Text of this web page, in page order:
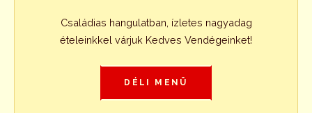
Családias hangulatban, ízletes nagyadag
ételeinkkel várjuk Kedves Vendégeinket!
DÉLI MENÜ